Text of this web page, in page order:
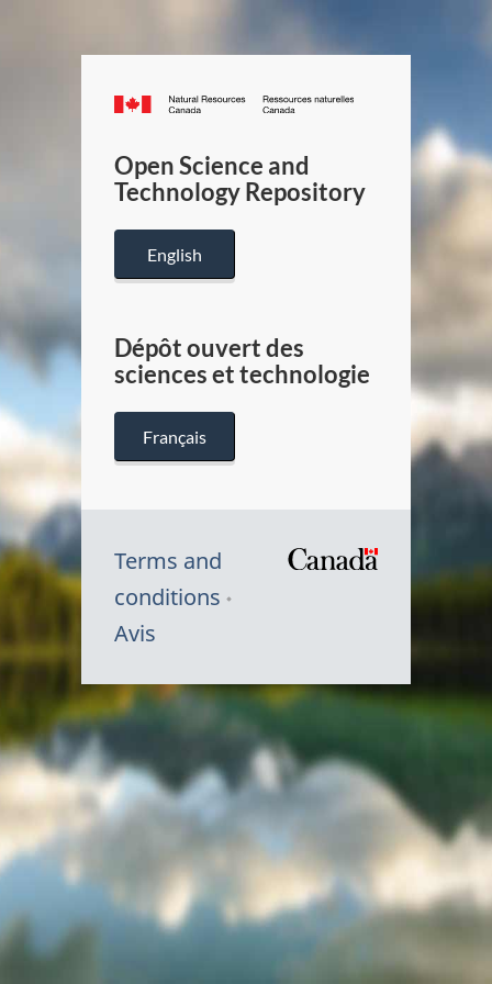
Canada.ca
/
Canada
Open Science and
Technology Repository
English
Dépôt ouvert des
sciences et technologie
Français
Terms and
conditions
Avis
Symbole
du